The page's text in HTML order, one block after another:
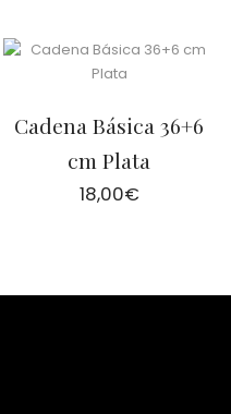
Cadena Básica 36+6
cm Plata
18,00€